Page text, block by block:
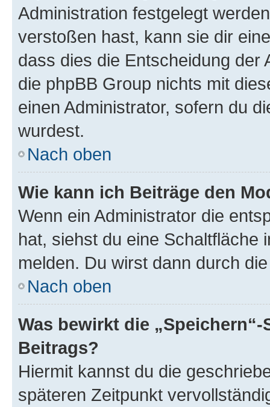
Administration festgelegt
verstoßen hast, kann sie dir
dass dies die Entscheidung der
die phpBB Group nichts mit
einen Administrator, sofern du
wurdest.
Nach oben
Wie kann ich Beiträge den
Wenn ein Administrator die
hat, siehst du eine Schaltfläche
melden. Du wirst dann durch
Nach oben
Was bewirkt die
Beitrags?
Hiermit kannst du die
späteren Zeitpunkt